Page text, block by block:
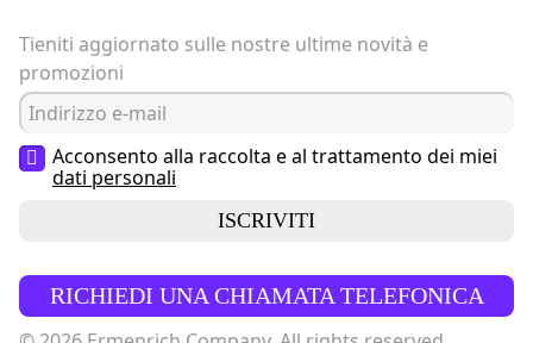
Tieniti aggiornato sulle nostre ultime novità e
promozioni
Acconsento alla raccolta e al trattamento dei miei
dati personali
ISCRIVITI
RICHIEDI UNA CHIAMATA TELEFONICA